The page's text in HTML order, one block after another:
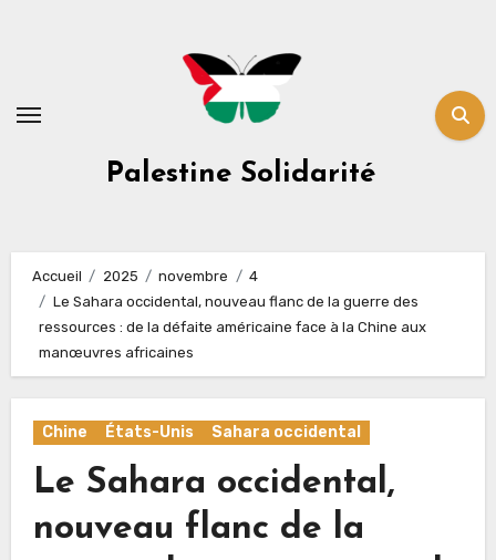
Palestine Solidarité
Accueil 2025 novembre
4
Le Sahara occidental, nouveau flanc de la guerre des
ressources : de la défaite américaine face à la Chine aux
manœuvres africaines
Chine États-Unis Sahara occidental
Le Sahara occidental,
nouveau flanc de la